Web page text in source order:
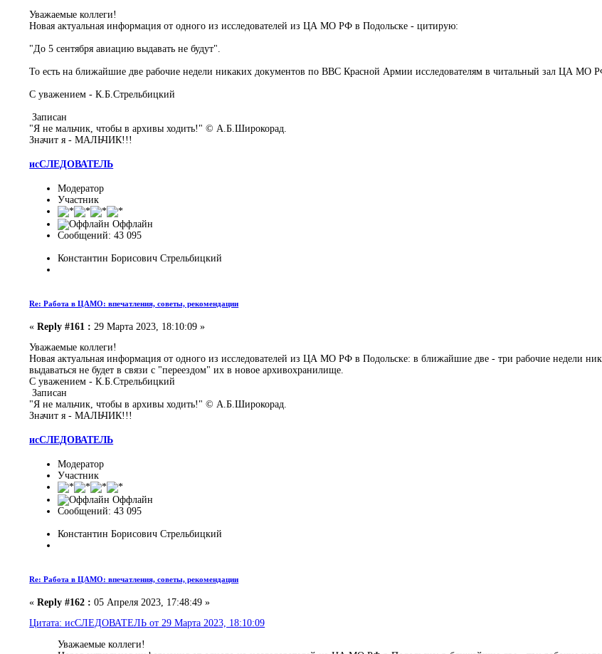
Уважаемые коллеги!
Новая актуальная информация от одного из исследователей из ЦА МО РФ в Подольске - цитирую:
"До 5 сентября авиацию выдавать не будут".
То есть на ближайшие две рабочие недели никаких документов по ВВС Красной Армии исследователям в читальный зал ЦА МО
С уважением - К.Б.Стрельбицкий
Записан
"Я не мальчик, чтобы в архивы ходить!" © А.Б.Широкорад.
Значит я - МАЛЬЧИК!!!
исСЛЕДОВАТЕЛЬ
Модератор
Участник
Оффлайн
Сообщений: 43 095
Константин Борисович Стрельбицкий
Re: Работа в ЦАМО: впечатления, советы, рекомендации
«Reply #161 : 29 Марта 2023, 18:10:09 »
Уважаемые коллеги!
Новая актуальная информация от одного из исследователей из ЦА МО РФ в Подольске: в ближайшие две - три рабочие недели
выдаваться не будет в связи с "переездом" их в новое архивохранилище.
С уважением - К.Б.Стрельбицкий
Записан
"Я не мальчик, чтобы в архивы ходить!" © А.Б.Широкорад.
Значит я - МАЛЬЧИК!!!
исСЛЕДОВАТЕЛЬ
Модератор
Участник
Оффлайн
Сообщений: 43 095
Константин Борисович Стрельбицкий
Re: Работа в ЦАМО: впечатления, советы, рекомендации
«Reply #162 : 05 Апреля 2023, 17:48:49 »
Цитата: исСЛЕДОВАТЕЛЬ от 29 Марта 2023, 18:10:09
Уважаемые коллеги!